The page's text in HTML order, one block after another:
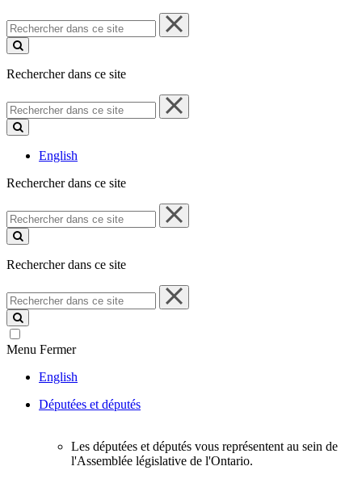
Rechercher
dans
ce
Rechercher dans ce site
Rechercher
dans
ce
English
Rechercher dans ce site
Rechercher
dans
ce
Rechercher dans ce site
Rechercher
dans
ce
site
Menu Fermer
English
Députées et députés
Les députées et députés vous représentent au sein de
l'Assemblée législative de l'Ontario.